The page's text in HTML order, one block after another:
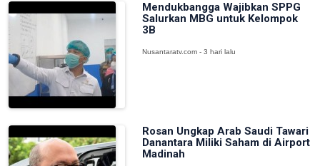
Mendukbangga Wajibkan SPPG
Salurkan MBG untuk Kelompok
3B
Nusantaratv.com - 3 hari lalu
Rosan Ungkap Arab Saudi Tawari
Danantara Miliki Saham di Airport
Madinah